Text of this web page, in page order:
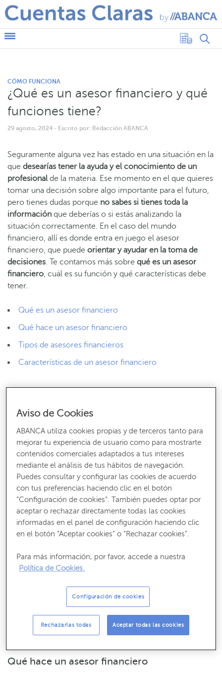
CÓMO FUNCIONA
¿Qué es un asesor financiero y qué
funciones tiene?
29 agosto, 2024 - Escrito por: Redacción ABANCA
Seguramente alguna vez has estado en una situación en la
que desearías tener la ayuda y el conocimiento de un
profesionalde la materia. Ese momento en el que quieres
tomar una decisión sobre algo importante para el futuro,
pero tienes dudas porque no sabes si tienes toda la
información que deberías o si estás analizando la
situación correctamente. En el caso del mundo
financiero, allí es donde entra en juego el asesor
financiero, que puede orientar y ayudar en la toma de
decisiones. Te contamos más sobre qué es un asesor
financiero, cuál es su función y qué características debe
tener.
Qué es un asesor financiero
Qué hace un asesor financiero
Tipos de asesores financieros
Características de un asesor financiero
Qué es un asesor financiero
Tal como explica la Universidad Internacional de La Rioja
UNIR), un asesor financiero personal es un profesional
que sabecómo funciona el mercado financiero, puede
analizarlo, estudia cómo las fluctuaciones pueden afectar
a las inversiones, y tiene la capacidad dedetectar
amenazas y resolver problemas. En general, su objetivo
es asesorar a sus clientes paramejorar su salud
económica y gestionar su dinero, teniendo en cuenta sus
necesidades y objetivos personales.
El asesor financiero debeanalizar la situación particular
edad, situación familiar, etc., para planificar las
ahorro más apropiadas
plan de inversión personalizado
su situación, para aquellas personas que quieren
porque asesorará en posibles inversiones, en la gestión
del dinero y en temas de pensiones y seguros.
Qué hace un asesor financiero
Aviso de Cookies
ABANCA utiliza cookies propias y de terceros tanto para
mejorar tu experiencia de usuario como para mostrarte
contenidos comerciales adaptados a tus intereses
mediante el análisis de tus hábitos de navegación.
Puedes consultar y configurar las cookies de acuerdo
con tus preferencias haciendo clic en el botón
“Configuración de cookies”. También puedes optar por
aceptar o rechazar directamente todas las cookies
informadas en el panel de configuración haciendo clic
en el botón “Aceptar cookies” o “Rechazar cookies”.
Para más información, por favor, accede a nuestra
Política de Cookies.
Configuración de cookies
Rechazarlas todas Aceptar todas las cookies